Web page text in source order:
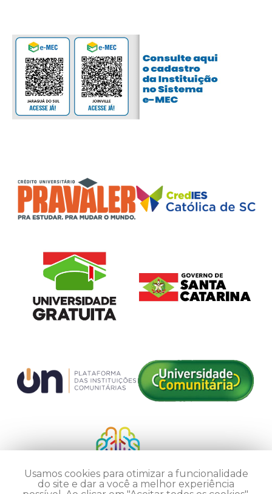
Usamos cookies para otimizar a funcionalidade
do site e dar a você a melhor experiência